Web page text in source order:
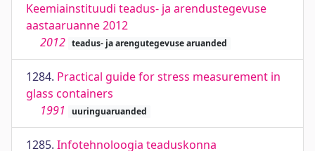
Keemiainstituudi teadus- ja arendustegevuse
aastaaruanne 2012
2012 teadus- ja arengutegevuse aruanded
1284. Practical guide for stress measurement in
glass containers
1991
uuringuaruanded
1285. Infotehnoloogia teaduskonna